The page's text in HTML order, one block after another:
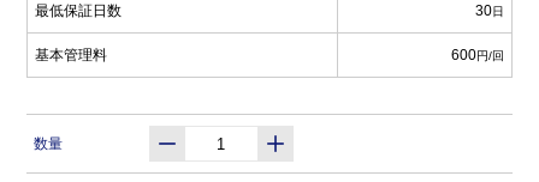
最低保証日数 30日
基本管理料 600円/回
数量